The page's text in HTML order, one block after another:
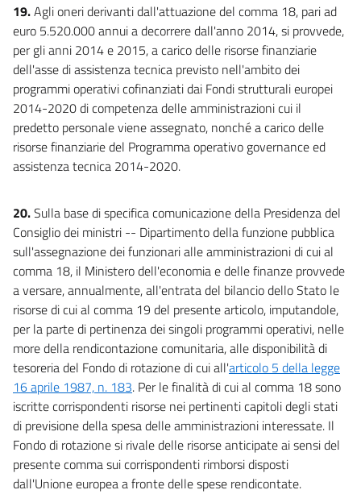
19.Agli oneri derivanti dall'attuazione del comma 18, pari ad
euro 5.520.000 annui a decorrere dall'anno 2014, si provvede,
per gli anni 2014 e 2015, a carico delle risorse finanziarie
dell'asse di assistenza tecnica previsto nell'ambito dei
programmi operativi cofinanziati dai Fondi strutturali europei
2014-2020 di competenza delle amministrazioni cui il
predetto personale viene assegnato, nonché a carico delle
risorse finanziarie del Programma operativo governance ed
assistenza tecnica 2014-2020.
20.Sulla base di specifica comunicazione della Presidenza del
Consiglio dei ministri -- Dipartimento della funzione pubblica
sull'assegnazione dei funzionari alle amministrazioni di cui al
comma 18, il Ministero dell'economia e delle finanze provvede
a versare, annualmente, all'entrata del bilancio dello Stato le
risorse di cui al comma 19 del presente articolo, imputandole,
per la parte di pertinenza dei singoli programmi operativi, nelle
more della rendicontazione comunitaria, alle disponibilità di
tesoreria del Fondo di rotazione di cui all'articolo 5 della legge
16 aprile 1987, n. 183. Per le finalità di cui al comma 18 sono
iscritte corrispondenti risorse nei pertinenti capitoli degli stati
di previsione della spesa delle amministrazioni interessate. Il
Fondo di rotazione si rivale delle risorse anticipate ai sensi del
presente comma sui corrispondenti rimborsi disposti
dall'Unione europea a fronte delle spese rendicontate.